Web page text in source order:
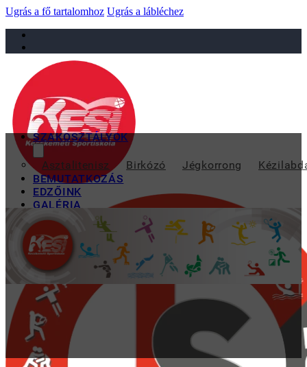
Ugrás a fő tartalomhoz Ugrás a lábléchez
sportiskola@juniorsportkft.hu
SZAKOSZTÁLYOK
Asztalitenisz Birkózó Jégkorrong
BEMUTATKOZÁS
EDZŐINK
GALÉRIA
TAO
KAPCSOLAT